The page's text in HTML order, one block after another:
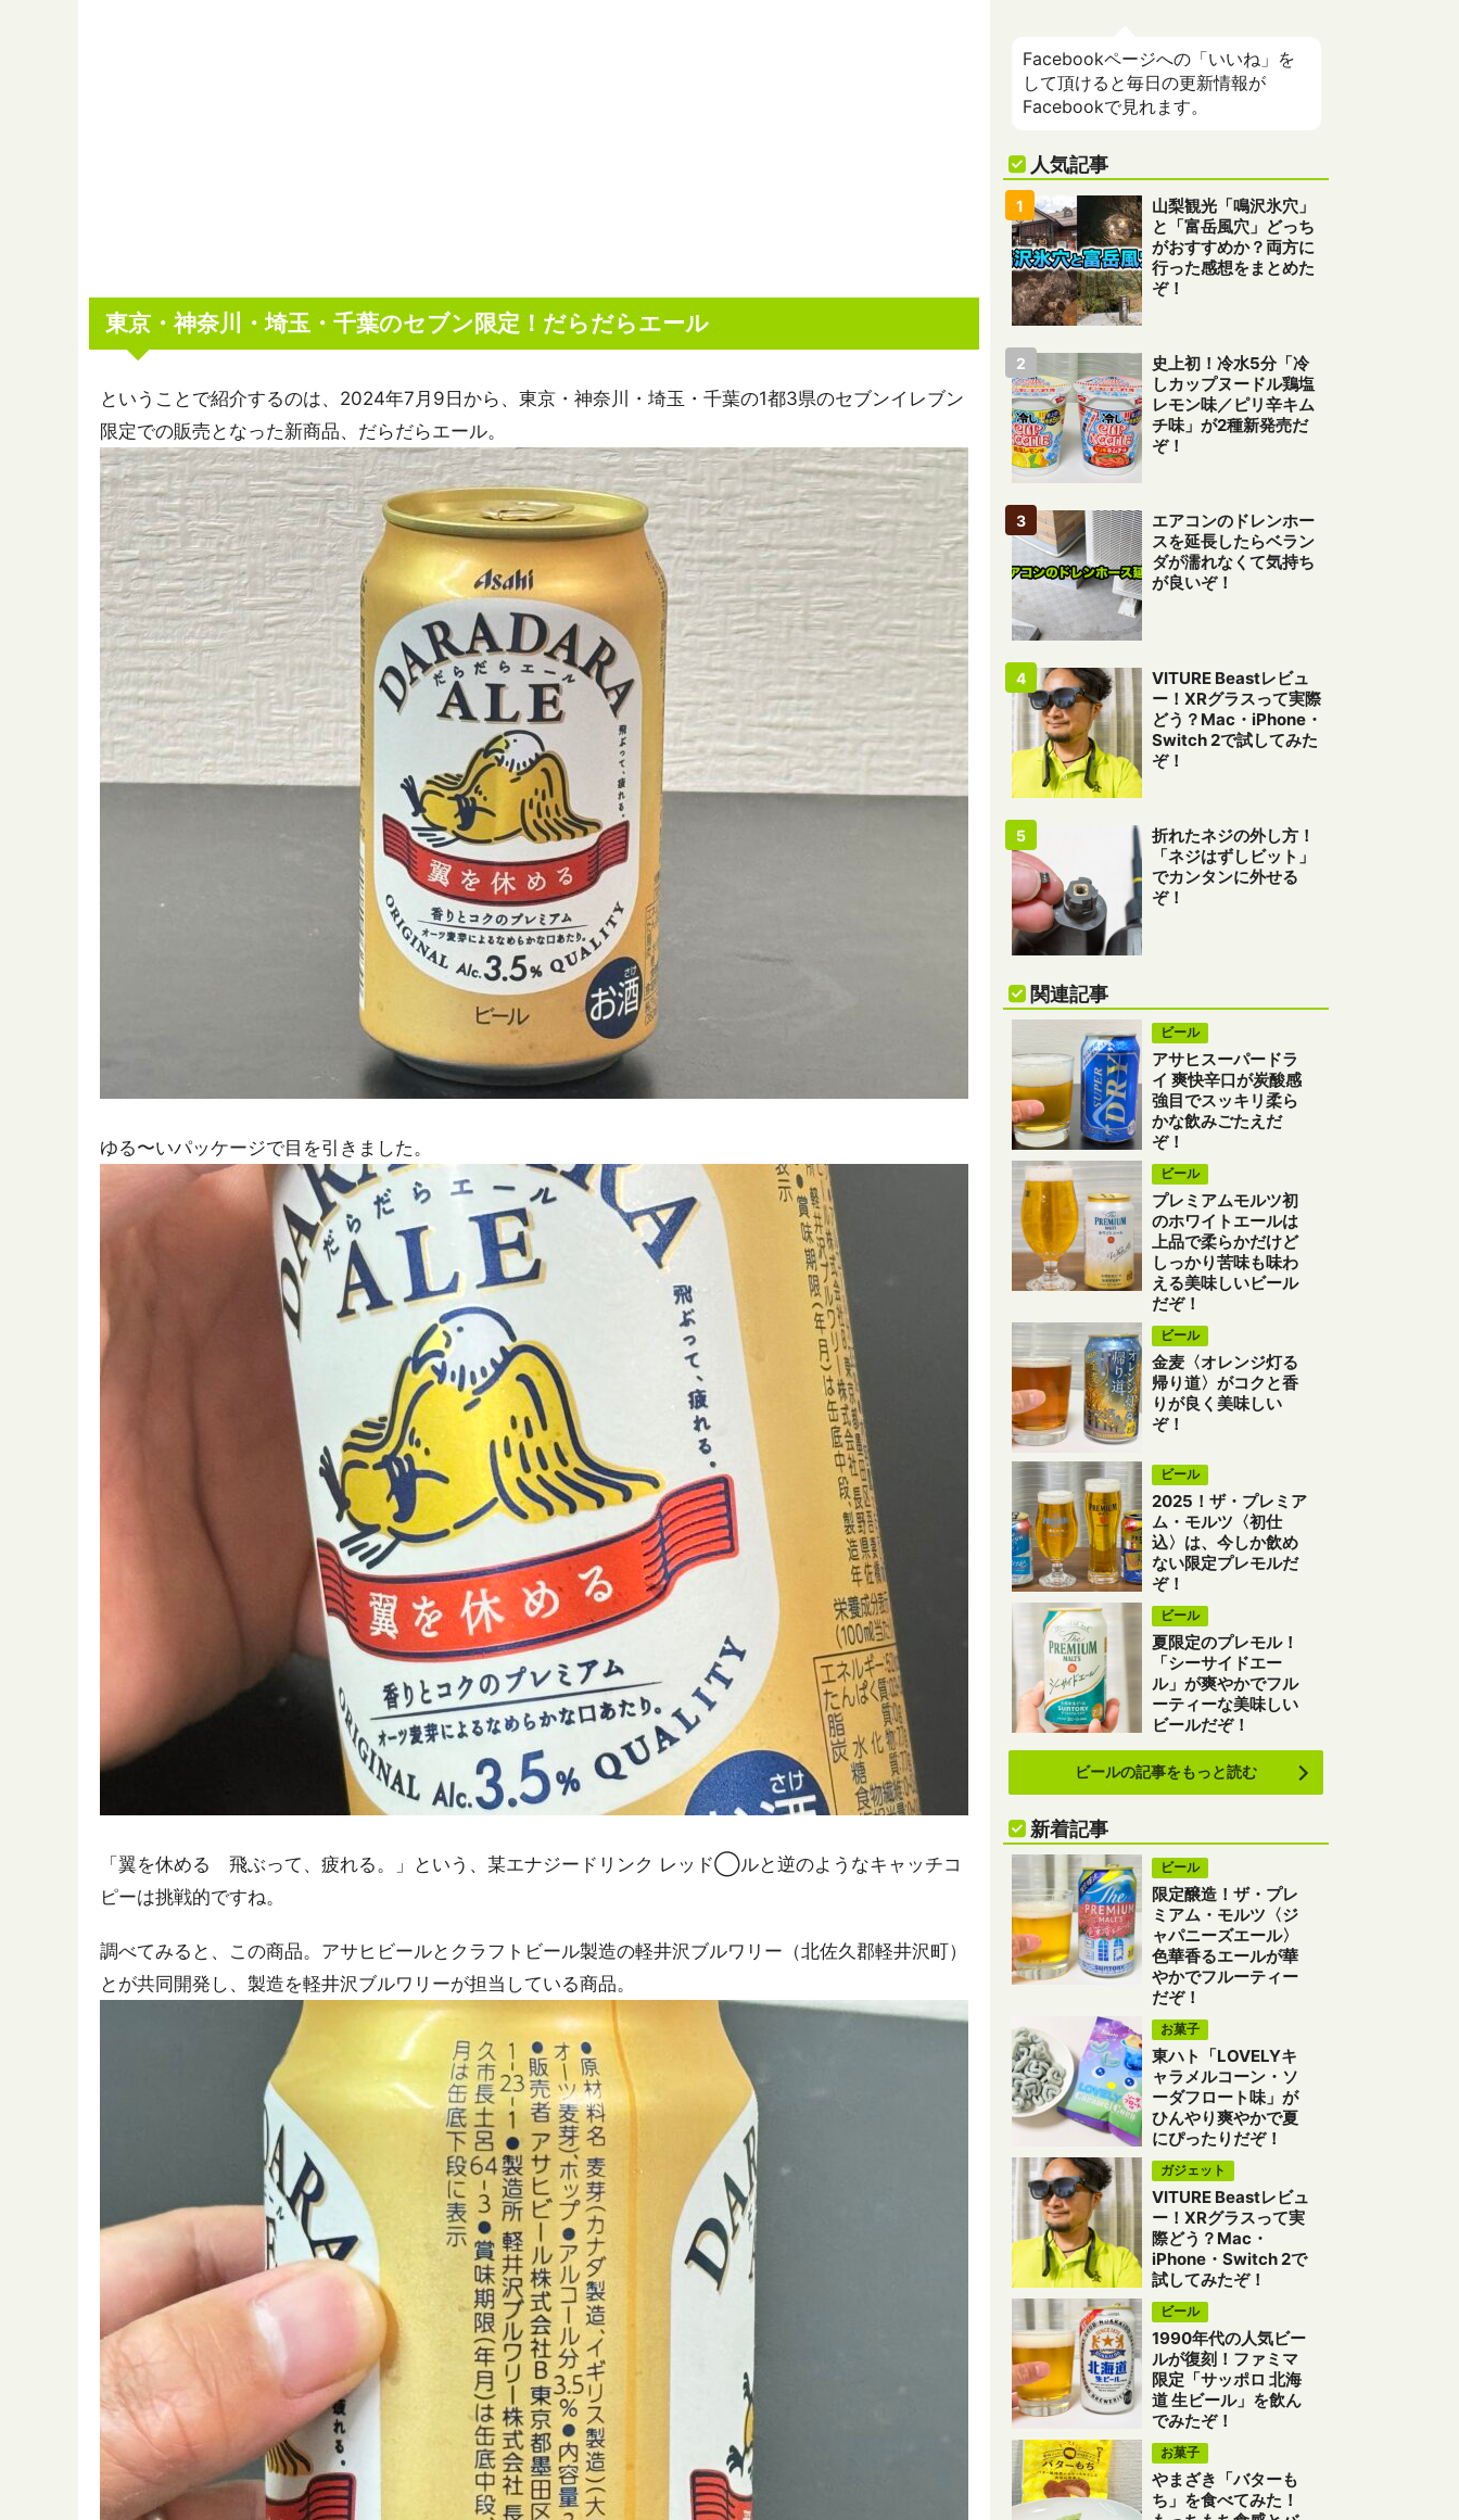
東京・神奈川・埼玉・千葉のセブン限定！だらだらエール
ということで紹介するのは、2024年7月9日から、東京・神奈川・埼玉・千葉の1都3県のセブンイレブン
限定での販売となった新商品、だらだらエール。
ゆる〜いパッケージで目を引きました。
「翼を休める 飛ぶって、疲れる。」という、某エナジードリンク レッド◯ルと逆のようなキャッチコ
ピーは挑戦的ですね。
調べてみると、この商品。アサヒビールとクラフトビール製造の軽井沢ブルワリー（北佐久郡軽井沢町）
とが共同開発し、製造を軽井沢ブルワリーが担当している商品。
Facebookページへの「いいね」を
して頂けると毎日の更新情報が
Facebookで見れます。
人気記事
山梨観光「鳴沢氷穴」
と「富岳風穴」どっち
がおすすめか？両方に
行った感想をまとめた
ぞ！
史上初！冷水5分「冷
しカップヌードル鶏塩
レモン味／ピリ辛キム
チ味」が2種新発売だ
ぞ！
エアコンのドレンホー
スを延長したらベラン
ダが濡れなくて気持ち
が良いぞ！
VITURE Beastレビュ
ー！XRグラスって実際
どう？Mac・iPhone・
Switch 2で試してみた
ぞ！
折れたネジの外し方！
「ネジはずしビット」
でカンタンに外せる
ぞ！
関連記事
ビール
アサヒスーパードラ
イ 爽快辛口が炭酸感
強目でスッキリ柔ら
かな飲みごたえだ
ぞ！
ビール
プレミアムモルツ初
のホワイトエールは
上品で柔らかだけど
しっかり苦味も味わ
える美味しいビール
だぞ！
ビール
金麦〈オレンジ灯る
帰り道〉がコクと香
りが良く美味しい
ぞ！
ビール
2025！ザ・プレミア
ム・モルツ〈初仕
込〉は、今しか飲め
ない限定プレモルだ
ぞ！
ビール
夏限定のプレモル！
「シーサイドエー
ル」が爽やかでフル
ーティーな美味しい
ビールだぞ！
ビールの記事をもっと読む
新着記事
ビール
限定醸造！ザ・プレ
ミアム・モルツ〈ジ
ャパニーズエール〉
色華香るエールが華
やかでフルーティー
だぞ！
お菓子
東ハト「LOVELYキ
ャラメルコーン・ソ
ーダフロート味」が
ひんやり爽やかで夏
にぴったりだぞ！
ガジェット
VITURE Beastレビュ
ー！XRグラスって実
際どう？Mac・
iPhone・Switch 2で
試してみたぞ！
ビール
1990年代の人気ビー
ルが復刻！ファミマ
限定「サッポロ 北海
道 生ビール」を飲ん
でみたぞ！
お菓子
やまざき「バターも
ち」を食べてみた！